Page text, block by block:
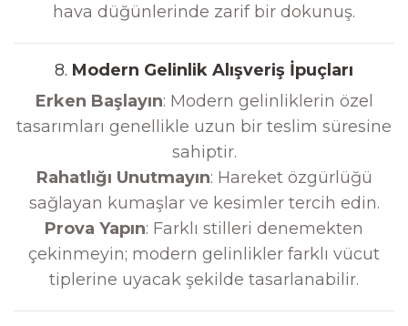
hava düğünlerinde zarif bir dokunuş.
8. Modern Gelinlik Alışveriş İpuçları
Erken Başlayın: Modern gelinliklerin özel
tasarımları genellikle uzun bir teslim süresine
sahiptir.
Rahatlığı Unutmayın: Hareket özgürlüğü
sağlayan kumaşlar ve kesimler tercih edin.
Prova Yapın: Farklı stilleri denemekten
çekinmeyin; modern gelinlikler farklı vücut
tiplerine uyacak şekilde tasarlanabilir.